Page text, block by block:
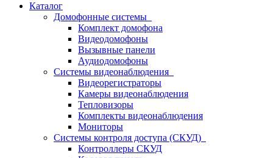
Каталог
Домофонные системы
Комплект домофона
Видеодомофоны
Вызывные панели
Аудиодомофоны
Системы видеонаблюдения
Видеорегистраторы
Камеры видеонаблюдения
Тепловизоры
Комплекты видеонаблюдения
Мониторы
Системы контроля доступа (СКУД)
Контроллеры СКУД